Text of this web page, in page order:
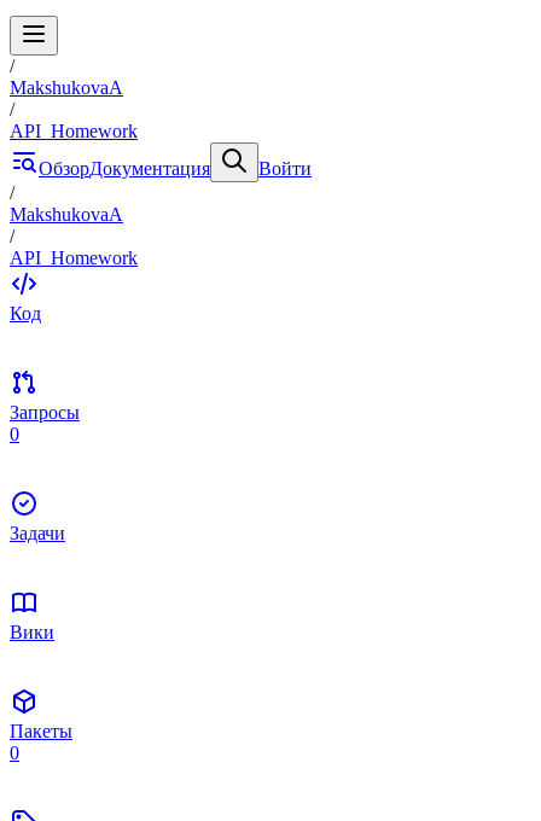
/
MakshukovaA
/
API_Homework
ОбзорДокументация
Войти
/
MakshukovaA
/
API_Homework
Код
Запросы
0
Задачи
Вики
Пакеты
0